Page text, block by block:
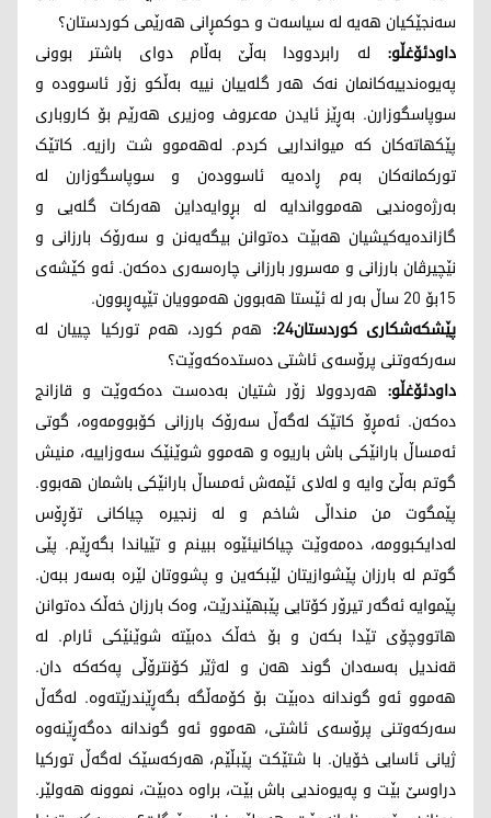
سەنجێکیان هەیە لە سیاسەت و حوکمڕانی هەرێمی کوردستان؟
داودئۆغڵو: لە رابردوودا بەڵێ بەڵام دوای باشتر بوونی
پەیوەندییەکانمان نەک هەر گلەییان نییە بەڵکو زۆر ئاسوودە و
سوپاسگوزارن. بەڕێز ئایدن مەعروف وەزیری هەرێم بۆ کاروباری
پێکهاتەکان کە میوانداریی کردم. لەهەموو شت رازیە. کاتێک
تورکمانەکان بەم ڕادەیە ئاسوودەن و سوپاسگوزارن لە
بەرژەوەندیی هەموواندایە لە بڕوایەداین هەرکات گلەیی و
گازاندەیەکیشیان هەبێت دەتوانن بیگەیەنن و سەرۆک بارزانی و
نێچیرڤان بارزانی و مەسرور بارزانی چارەسەری دەکەن. ئەو کێشەی
١٥بۆ ٢٠ ساڵ بەر لە ئێستا هەبوون هەموویان تێپەڕبوون.
پێشکەشکاری کوردستان24:
هەم کورد، هەم تورکیا چییان لە
سەرکەوتنی پرۆسەی ئاشتی دەستدەکەوێت؟
داودئۆغڵو: هەردوولا زۆر شتیان بەدەست دەکەوێت و قازانج
دەکەن. ئەمڕۆ کاتێک لەگەڵ سەرۆک بارزانی کۆبوومەوە، گوتی
ئەمساڵ بارانێکی باش باریوە و هەموو شوێنێک سەوزاییە، منیش
گوتم بەڵێ وایە و لەلای ئێمەش ئەمساڵ بارانێکی باشمان هەبوو.
پێمگوت من منداڵی شاخم و لە زنجیرە چیاکانی تۆڕۆس
لەدایکبوومە، دەمەوێت چیاکانیئێوە ببینم و تێیاندا بگەڕێم. پێی
گوتم لە بارزان پێشوازیتان لێبکەین و پشووتان لێرە بەسەر ببەن.
پێموایە ئەگەر تیرۆر کۆتایی پێبهێندرێت، وەک بارزان خەڵک دەتوانن
هاتووچۆی تێدا بکەن و بۆ خەڵک دەبێتە شوێنێکی ئارام. لە
قەندیل بەسەدان گوند هەن و لەژێر کۆنترۆڵی پەکەکە دان.
هەموو ئەو گوندانە دەبێت بۆ کۆمەڵگە بگەڕێندرێتەوە. لەگەڵ
سەرکەوتنی پرۆسەی ئاشتی، هەموو ئەو گوندانە دەگەڕێنەوە
ژیانی ئاسایی خۆیان. با شتێکت پێبڵێم، هەرکەسێک لەگەڵ تورکیا
دراوسێ بێت و پەیوەندیی باش بێت، براوە دەبێت، نموونە هەولێر.